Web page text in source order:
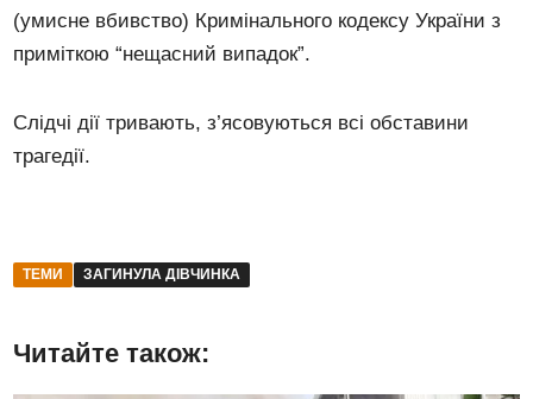
(умисне вбивство) Кримінального кодексу України з
приміткою “нещасний випадок”.
Слідчі дії тривають, з’ясовуються всі обставини
трагедії.
ТЕМИ ЗАГИНУЛА ДІВЧИНКА
Читайте також: